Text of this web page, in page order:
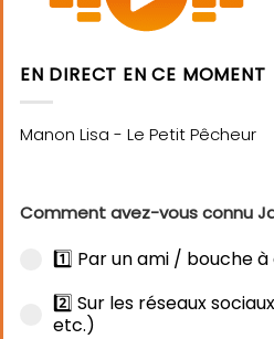
EN DIRECT EN CE MOMENT
Comment avez-vous connu
1️⃣ Par un ami / bouche
2️⃣ Sur les réseaux
etc.)